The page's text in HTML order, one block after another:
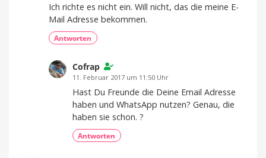
Ich richte es nicht ein. Will nicht, das die meine E-
Mail Adresse bekommen.
Antworten
Cofrap
11. Februar 2017 um 11:50 Uhr
Hast Du Freunde die Deine Email Adresse
haben und WhatsApp nutzen? Genau, die
haben sie schon. ?
Antworten